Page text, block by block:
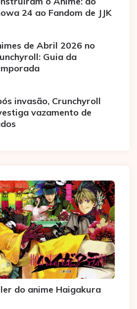
24 ao Fandom de JJK
de Abril 2026 no
Guia da
invasão, Crunchyroll
vazamento de
do anime Haigakura